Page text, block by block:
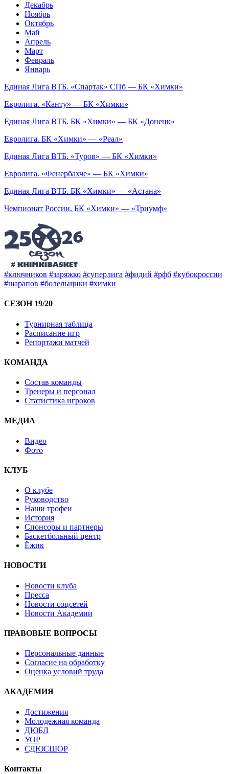
Декабрь
Ноябрь
Октябрь
Май
Апрель
Март
Февраль
Январь
Единая Лига ВТБ. «Спартак» СПб — БК «Химки»
Евролига. «Канту» — БК «Химки»
Единая Лига ВТБ. БК «Химки» — БК «Донецк»
Евролига. БК «Химки» — «Реал»
Единая Лига ВТБ. «Туров» — БК «Химки»
Евролига. «Фенербахче» — БК «Химки»
Единая Лига ВТБ. БК «Химки» — «Астана»
Чемпионат России. БК «Химки» — «Триумф»
#ключников #заряжко #суперлига #фидий #рфб #кубокроссии
#шарапов #болельщики #химки
СЕЗОН 19/20
Турнирная таблица
Расписание игр
Репортажи матчей
КОМАНДА
Состав команды
Тренеры и персонал
Статистика игроков
МЕДИА
Видео
Фото
КЛУБ
О клубе
Руководство
Наши трофеи
История
Спонсоры и партнеры
Баскетбольный центр
Ёжик
НОВОСТИ
Новости клуба
Пресса
Новости соцсетей
Новости Академии
ПРАВОВЫЕ ВОПРОСЫ
Персональные данные
Согласие на обработку
Оценка условий труда
АКАДЕМИЯ
Достижения
Молодежная команда
ДЮБЛ
УОР
СДЮСШОР
Контакты